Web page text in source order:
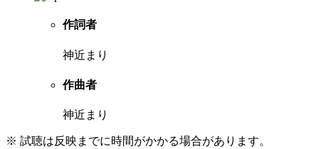
作詞者
神近まり
作曲者
神近まり
※ 試聴は反映までに時間がかかる場合があります。